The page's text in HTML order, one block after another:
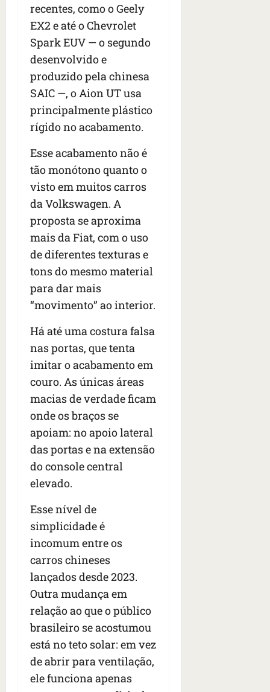
recentes, como o Geely
EX2 e até o Chevrolet
Spark EUV — o segundo
desenvolvido e
produzido pela chinesa
SAIC —, o Aion UT usa
principalmente plástico
rígido no acabamento.
Esse acabamento não é
tão monótono quanto o
visto em muitos carros
da Volkswagen. A
proposta se aproxima
mais da Fiat, com o uso
de diferentes texturas e
tons do mesmo material
para dar mais
“movimento” ao interior.
Há até uma costura falsa
nas portas, que tenta
imitar o acabamento em
couro. As únicas áreas
macias de verdade ficam
onde os braços se
apoiam: no apoio lateral
das portas e na extensão
do console central
elevado.
Esse nível de
simplicidade é
incomum entre os
carros chineses
lançados desde 2023.
Outra mudança em
relação ao que o público
brasileiro se acostumou
está no teto solar: em vez
de abrir para ventilação,
ele funciona apenas